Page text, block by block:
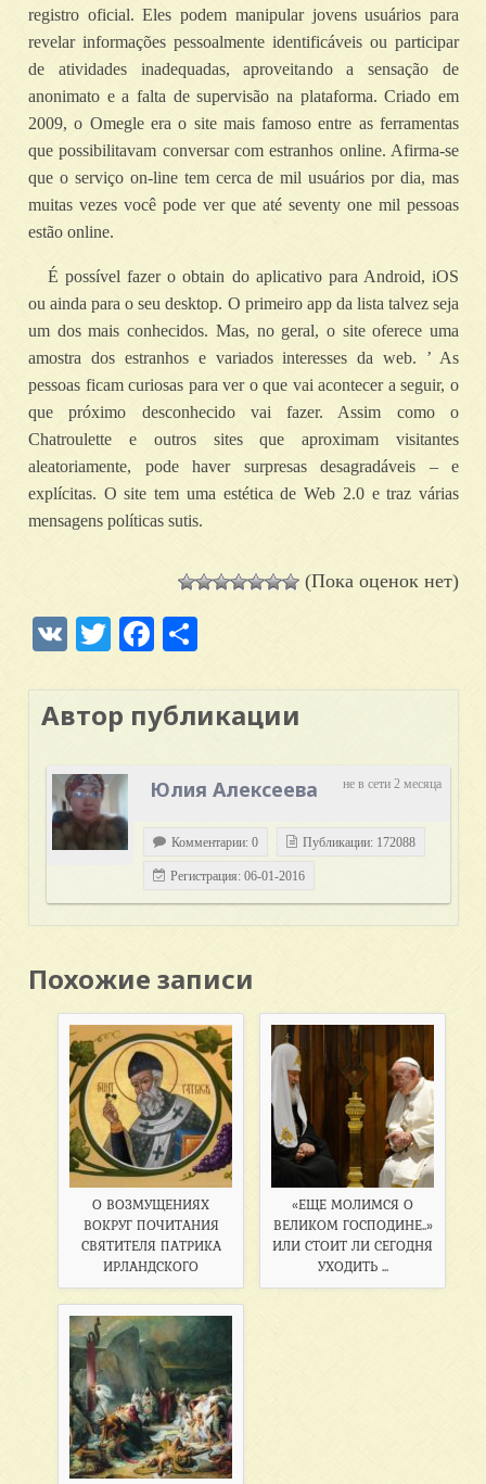
registro oficial. Eles podem manipular jovens usuários para
revelar informações pessoalmente identificáveis ou participar
de atividades inadequadas, aproveitando a sensação de
anonimato e a falta de supervisão na plataforma. Criado em
2009, o Omegle era o site mais famoso entre as ferramentas
que possibilitavam conversar com estranhos online. Afirma-se
que o serviço on-line tem cerca de mil usuários por dia, mas
muitas vezes você pode ver que até seventy one mil pessoas
estão online.
É possível fazer o obtain do aplicativo para Android, iOS
ou ainda para o seu desktop. O primeiro app da lista talvez seja
um dos mais conhecidos. Mas, no geral, o site oferece uma
amostra dos estranhos e variados interesses da web. ’ As
pessoas ficam curiosas para ver o que vai acontecer a seguir, o
que próximo desconhecido vai fazer. Assim como o
Chatroulette e outros sites que aproximam visitantes
aleatoriamente, pode haver surpresas desagradáveis – e
explícitas. O site tem uma estética de Web 2.0 e traz várias
mensagens políticas sutis.
(Пока оценок нет)
VK TwitterFacebook
Автор публикации
не в сети 2 месяца
Юлия Алексеева
Комментарии: 0 Публикации: 172088
Регистрация: 06-01-2016
Похожие записи
О ВОЗМУЩЕНИЯХ
ВОКРУГ ПОЧИТАНИЯ
СВЯТИТЕЛЯ ПАТРИКА
ИРЛАНДСКОГО
«ЕЩЕ МОЛИМСЯ О
ВЕЛИКОМ ГОСПОДИНЕ..»
ИЛИ СТОИТ ЛИ СЕГОДНЯ
УХОДИТЬ ...